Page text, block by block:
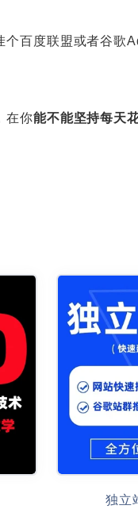
个百度联盟或者谷
在你能不能坚持每天
独立